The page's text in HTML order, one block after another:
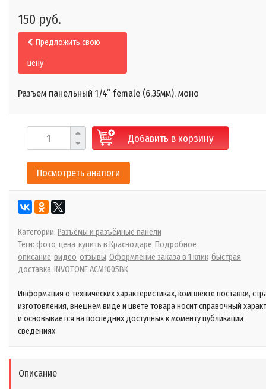
150 руб.
Предложить свою
цену
Разъем панельный 1/4” female (6,35мм), моно
Добавить в корзину
Посмотреть аналоги
Категории: Разъёмы и разъёмные панели
Теги: фото цена купить в Краснодаре Подробное
описание видео отзывы Оформление заказа в 1 клик быстрая
доставка INVOTONE ACM1005BK
Информация о технических характеристиках, комплекте поставки,
изготовления, внешнем виде и цвете товара носит справочный
и основывается на последних доступных к моменту публикации
сведениях
Описание